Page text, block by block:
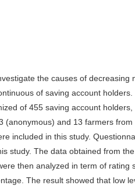
the causes of decreasing
of saving account
of 455 saving account holders,
(anonymous) and 13 farmers from
included in this study.
study. The data obtained from the
then analyzed in term of rating
The result showed that low